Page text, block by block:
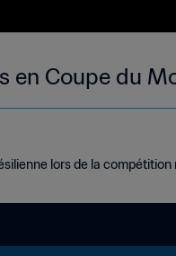
en Coupe du
lors de la compétition